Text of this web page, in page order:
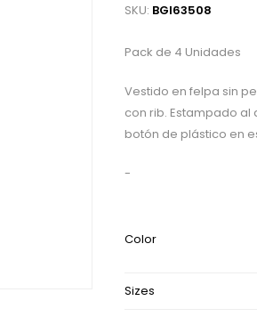
SKU: BGI63508
Pack de 4 Unidades
Vestido en felpa sin
con rib. Estampado
botón de plástico en
-
Color
Sizes